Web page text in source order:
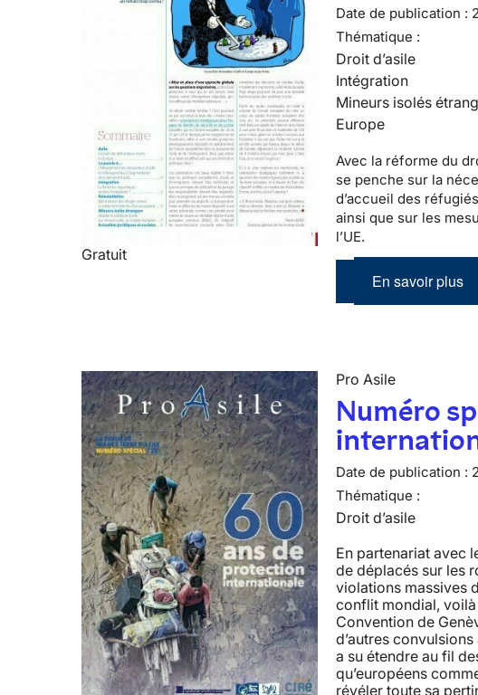
Gratuit
Date de publication :
Thématique :
Droit d’asile
Intégration
Mineurs isolés
Europe
Avec la réforme du
se penche sur la
d’accueil des
ainsi que sur les
l’UE.
En savoir plus
Pro Asile
Numéro
Date de publication :
Thématique :
Droit d’asile
En partenariat avec
de déplacés sur les
violations massives
conflit mondial, voilà
Convention de
d’autres
a su étendre au fil
qu’européens
révéler toute sa